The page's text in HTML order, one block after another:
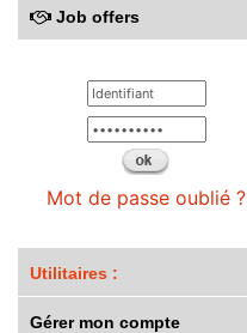
Job offers
Mot de passe oublié ?
Utilitaires :
Gérer mon compte